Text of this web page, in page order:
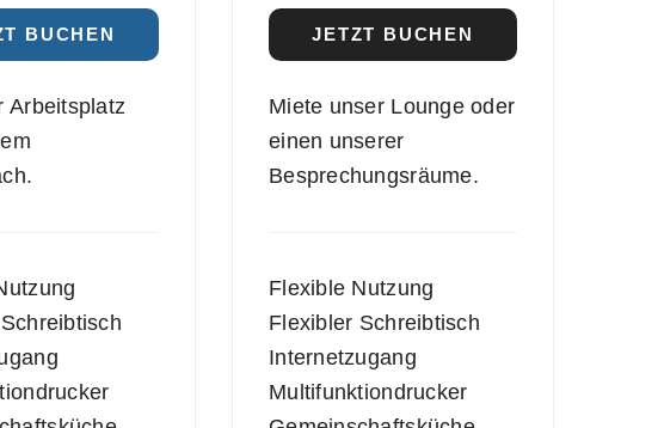
BUCHEN
Arbeitsplatz
JETZT BUCHEN
Miete unser Lounge oder
einen unserer
Besprechungsräume.
Flexible Nutzung
Flexibler Schreibtisch
Internetzugang
Multifunktiondrucker